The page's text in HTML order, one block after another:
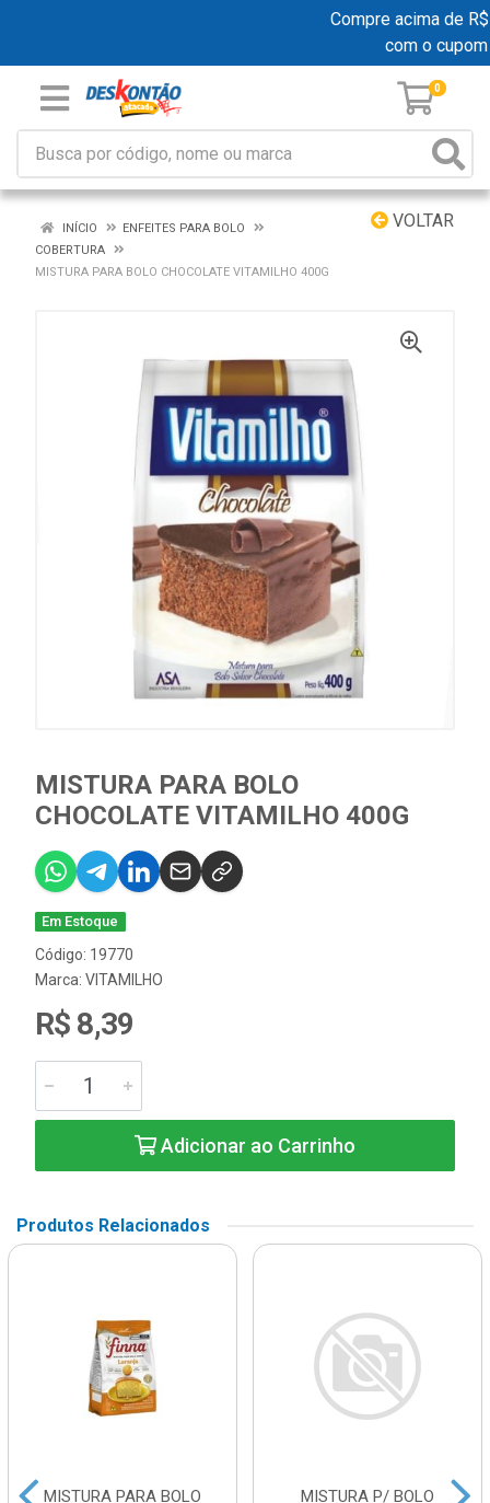
Compre acima de
com o cupom
0
VOLTAR
INÍCIO
ENFEITES PARA BOLO
COBERTURA
MISTURA PARA BOLO CHOCOLATE VITAMILHO 400G
MISTURA PARA BOLO
CHOCOLATE VITAMILHO 400G
Em Estoque
Código: 19770
Marca: VITAMILHO
R$ 8,39
Adicionar ao Carrinho
Produtos Relacionados
MISTURA PARA BOLO
MISTURA P/ BOLO